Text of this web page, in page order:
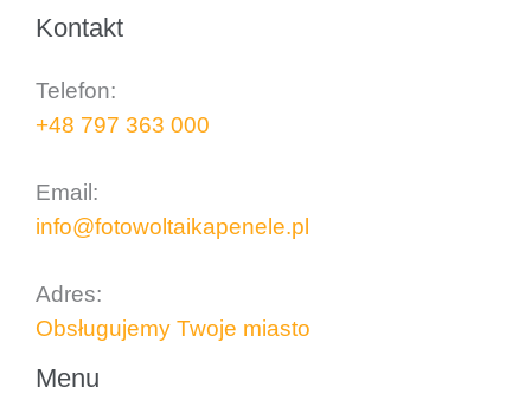
Kontakt
Telefon:
+48 797 363 000
Email:
info@fotowoltaikapenele.pl
Adres:
Obsługujemy Twoje miasto
Menu